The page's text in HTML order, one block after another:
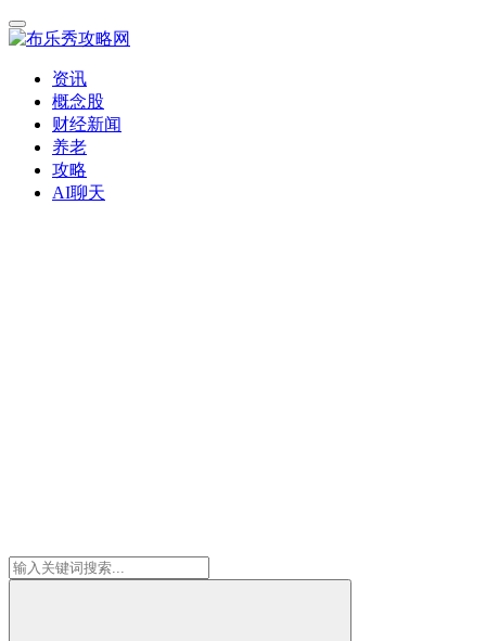
资讯
概念股
财经新闻
养老
攻略
AI聊天